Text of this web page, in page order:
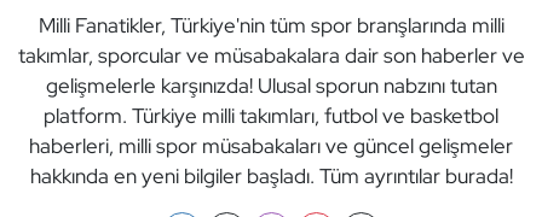
Milli Fanatikler, Türkiye'nin tüm spor branşlarında milli
takımlar, sporcular ve müsabakalara dair son haberler ve
gelişmelerle karşınızda! Ulusal sporun nabzını tutan
platform. Türkiye milli takımları, futbol ve basketbol
haberleri, milli spor müsabakaları ve güncel gelişmeler
hakkında en yeni bilgiler başladı. Tüm ayrıntılar burada!